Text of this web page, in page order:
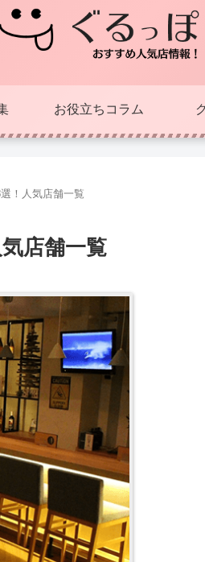
お役立ちコラム
！人気店舗一覧
店舗一覧